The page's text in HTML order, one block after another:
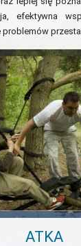
efektywna
ATKA